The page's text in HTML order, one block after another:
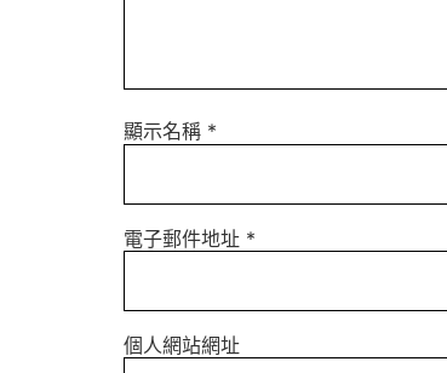
顯示名稱 *
電子郵件地址 *
個人網站網址